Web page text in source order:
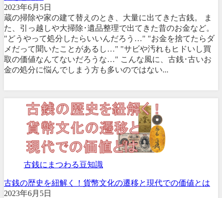
2023年6月5日
蔵の掃除や家の建て替えのとき、大量に出てきた古銭。 ま
た、引っ越しや大掃除･遺品整理で出てきた昔のお金など。
"どうやって処分したらいいんだろう…" "お金を捨てたらダ
メだって聞いたことがあるし…" "サビや汚れもヒドいし買
取の価値なんてないだろうな…" こんな風に、古銭･古いお
金の処分に悩んでしまう方も多いのではない...
古銭にまつわる豆知識
古銭の歴史を紐解く！貨幣文化の遷移と現代での価値とは
2023年6月5日